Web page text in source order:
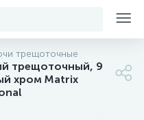
трещоточные
трещоточный, 9
хром Matrix